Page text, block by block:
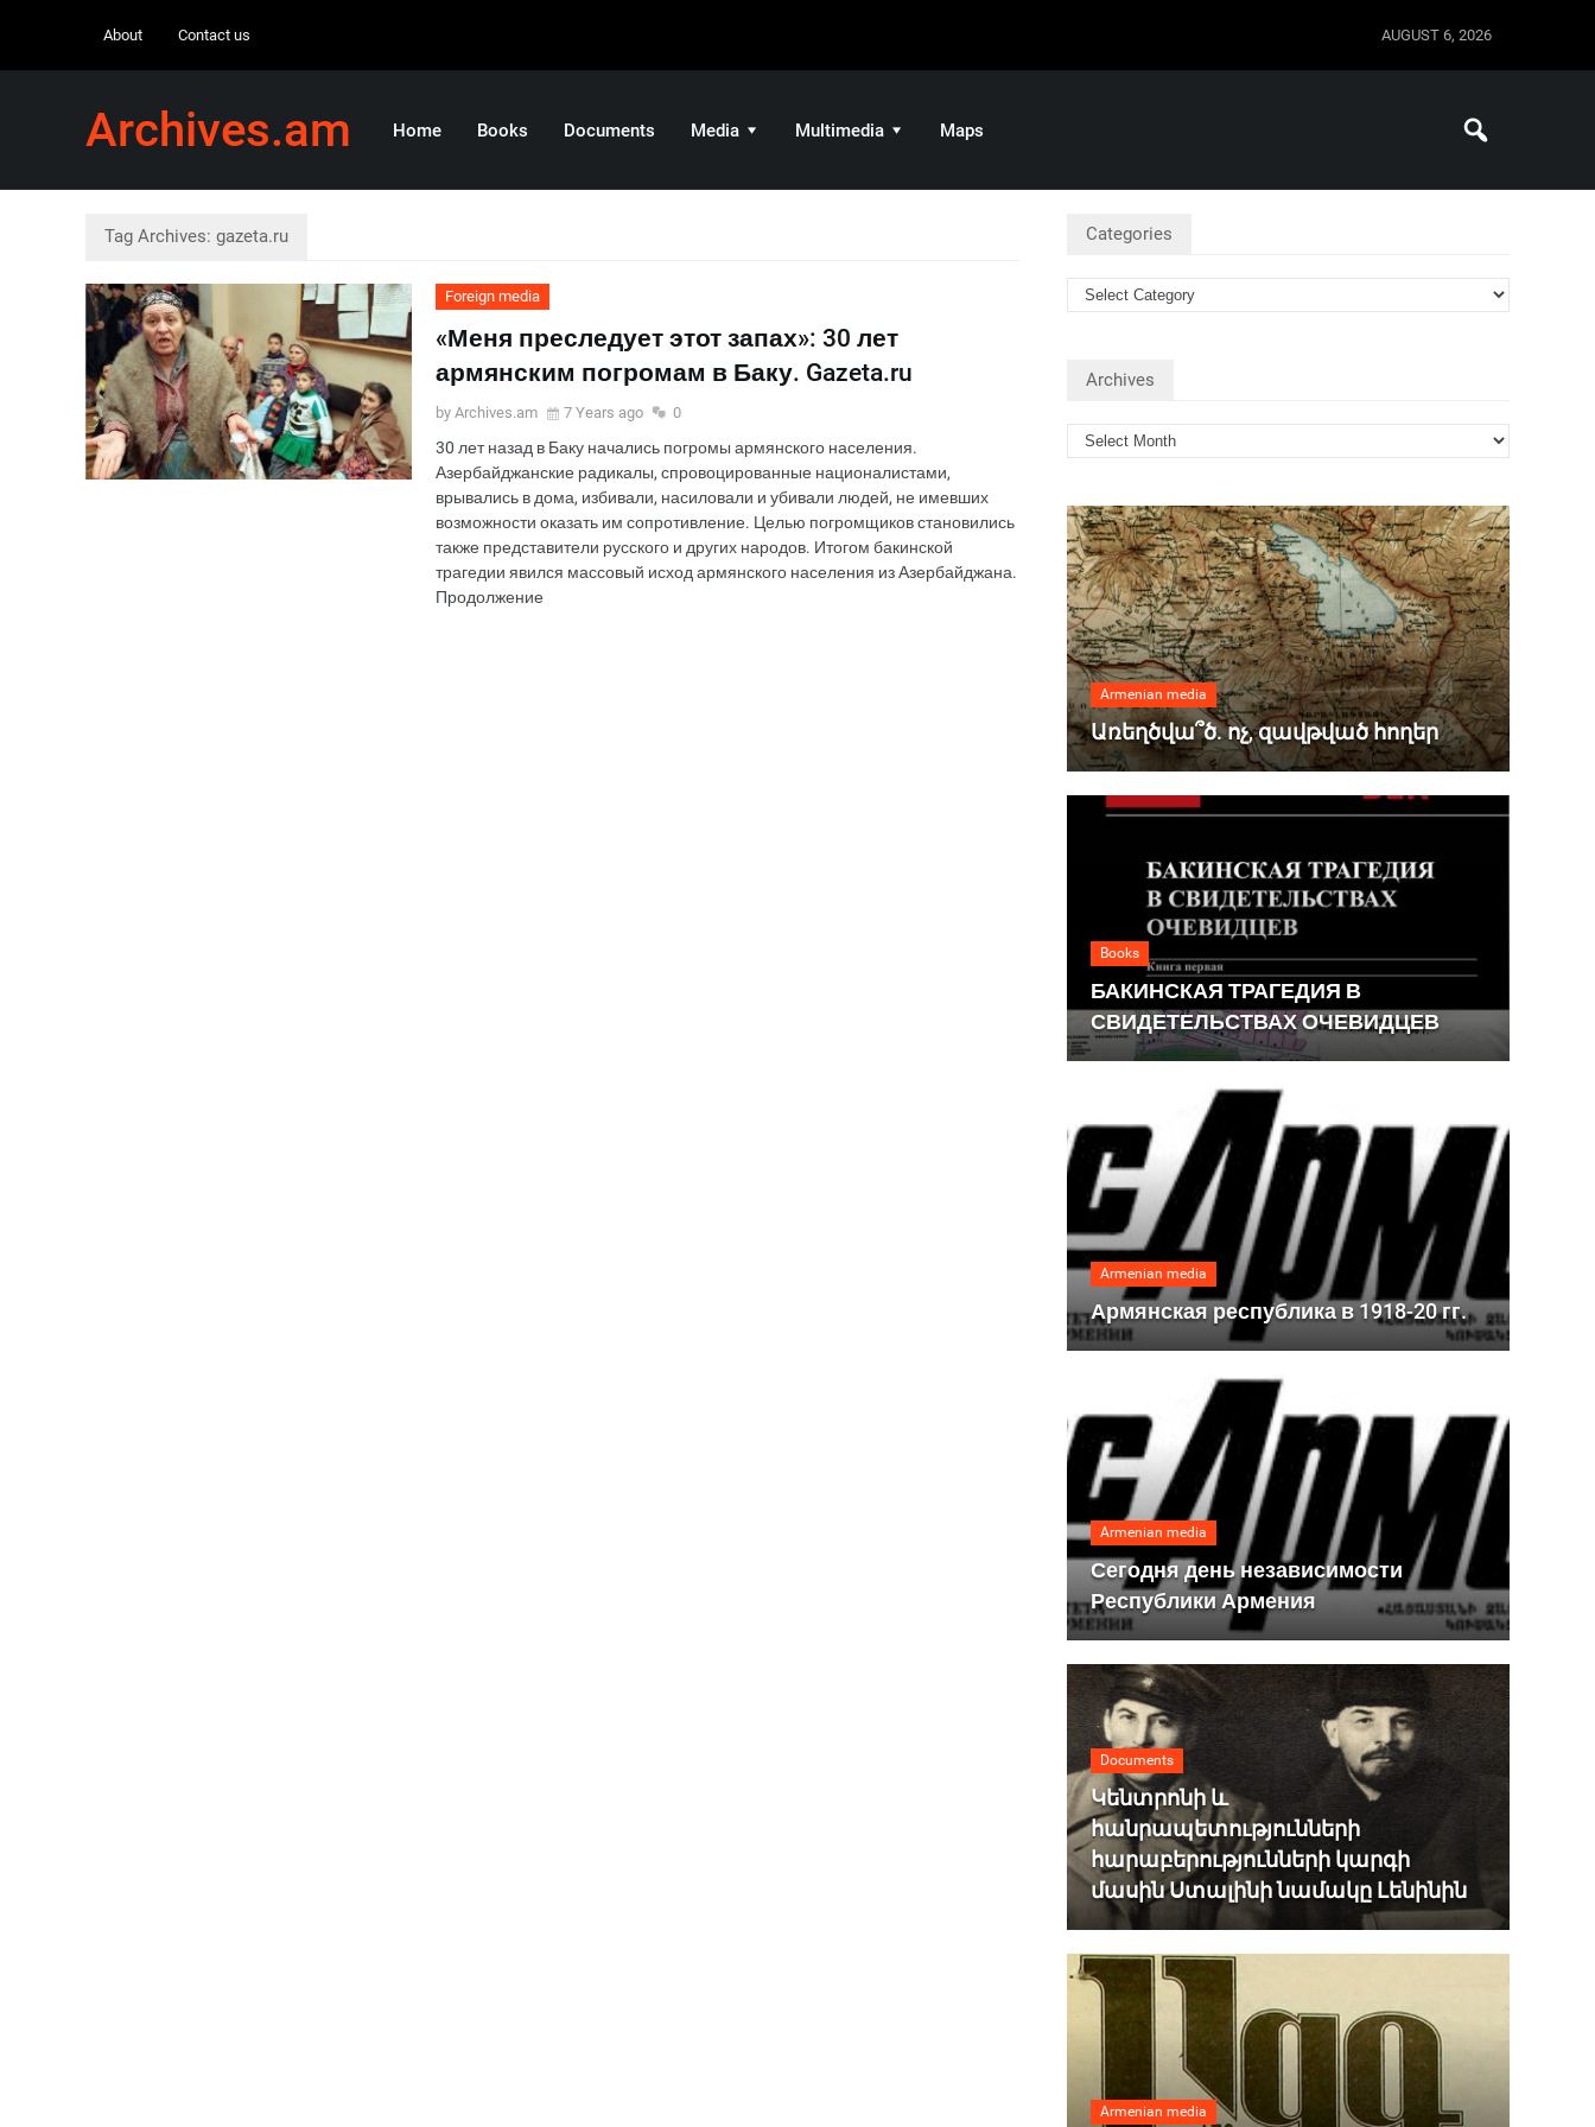
About Contact us AUGUST 6, 2026
Archives.am Home Books Documents Media Multimedia Maps
Tag Archives: gazeta.ru
Foreign media
«Меня преследует этот запах»: 30 лет
армянским погромам в Баку. Gazeta.ru
by Archives.am 7 Years ago 0
30 лет назад в Баку начались погромы армянского населения.
Азербайджанские радикалы, спровоцированные националистами,
врывались в дома, избивали, насиловали и убивали людей, не имевших
возможности оказать им сопротивление. Целью погромщиков становились
также представители русского и других народов. Итогом бакинской
трагедии явился массовый исход армянского населения из Азербайджана.
Продолжение
Categories
Archives
Armenian media
Առեղծվա՞ծ. ոչ, զավթված հողեր
Books
БАКИНСКАЯ ТРАГЕДИЯ В
СВИДЕТЕЛЬСТВАХ ОЧЕВИДЦЕВ
Armenian media
Армянская республика в 1918-20 гг.
Armenian media
Сегодня день независимости
Республики Армения
Documents
Կենտրոնի և
հանրապետությունների
հարաբերությունների կարգի
մասին Ստալինի նամակը Լենինին
Armenian media